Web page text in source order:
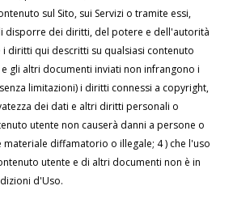
sul Sito, sui Servizi o tramite essi,
disporre dei diritti, del potere e dell'autorità
diritti qui descritti su qualsiasi contenuto
gli altri documenti inviati non infrangono i
limitazioni) i diritti connessi a copyright,
dei dati e altri diritti personali o
utente non causerà danni a persone o
materiale diffamatorio o illegale; 4 ) che l'uso
utente e di altri documenti non è in
d'Uso.